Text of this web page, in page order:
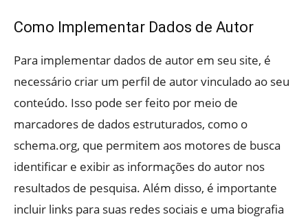
Como Implementar Dados de Autor
Para implementar dados de autor em seu site, é
necessário criar um perfil de autor vinculado ao seu
conteúdo. Isso pode ser feito por meio de
marcadores de dados estruturados, como o
schema.org, que permitem aos motores de busca
identificar e exibir as informações do autor nos
resultados de pesquisa. Além disso, é importante
incluir links para suas redes sociais e uma biografia